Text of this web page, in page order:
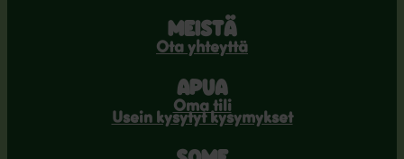
MEISTÄ
Ota yhteyttä
APUA
Oma tili
Usein kysytyt kysymykset